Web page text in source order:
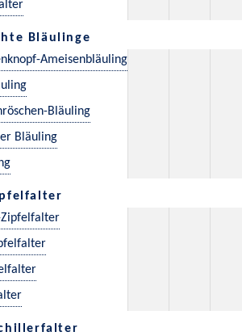
Bläulinge
Ameisenbläuling
Bläuling
Bläuling
Zipfelfalter